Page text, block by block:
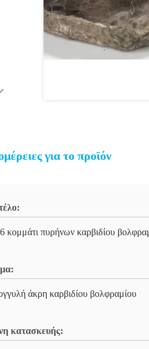
για το προϊόν
κομμάτι πυρήνων καρβιδίου
άκρη καρβιδίου βολφραμίου
κατασκευής: